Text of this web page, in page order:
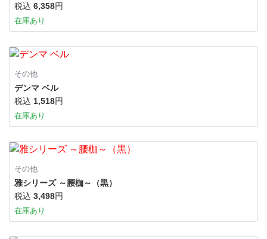
税込 6,358円
在庫あり
その他
デンマ ベル
税込 1,518円
在庫あり
その他
雅シリーズ ～腰枷～（黒）
税込 3,498円
在庫あり